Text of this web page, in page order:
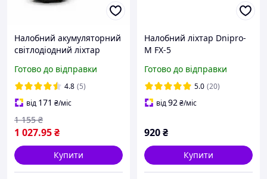
Налобний акумуляторний
світлодіодний ліхтар
USB Type-C, сенсорний,
IP65
Готово до відправки
4.8 (5)
від 171 ₴/міс
1 027.95₴
1 155 ₴
Купити
Налобний ліхтар Dnipro-
M FX-5
Готово до відправки
5.0 (20)
від92₴/міс
920₴
Купити